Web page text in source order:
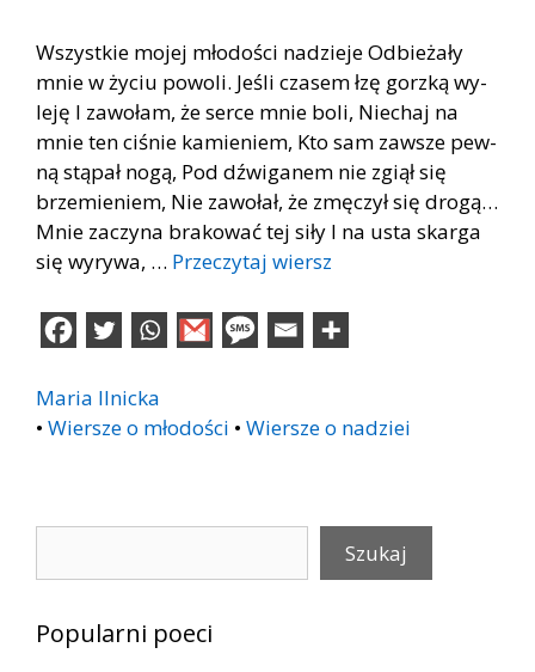
Wszyst­kie mo­jej mło­do­ści na­dzie­je Od­bie­ża­ły
mnie w ży­ciu po­wo­li. Je­śli cza­sem łzę gorz­ką wy­
le­ję I za­wo­łam, że ser­ce mnie boli, Nie­chaj na
mnie ten ci­śnie ka­mie­niem, Kto sam za­wsze pew­
ną stą­pał nogą, Pod dźwi­ga­nem nie zgiął się
brze­mie­niem, Nie za­wo­łał, że zmę­czył się dro­gą…
Mnie za­czy­na bra­ko­wać tej siły I na usta skar­ga
się wy­ry­wa, … Przeczytaj wiersz
Maria Ilnicka
• Wiersze o młodości • Wiersze o nadziei
Szukaj
Popularni poeci